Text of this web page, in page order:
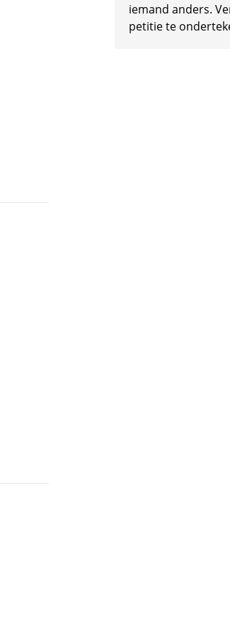
iemand anders.
petitie te